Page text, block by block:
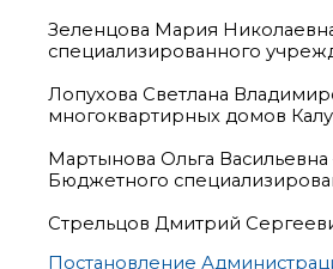
Зеленцова Мария
специализированного
Лопухова Светлана
многоквартирных домов
Мартынова Ольга
Бюджетного
Стрельцов Дмитрий
Постановление